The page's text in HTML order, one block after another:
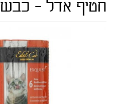
חטיף אדל - כבש